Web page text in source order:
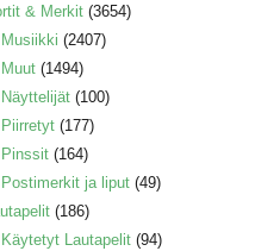
& Merkit (3654)
Musiikki (2407)
Muut (1494)
Näyttelijät (100)
Piirretyt (177)
Pinssit (164)
Postimerkit ja liput (49)
(186)
Käytetyt Lautapelit (94)